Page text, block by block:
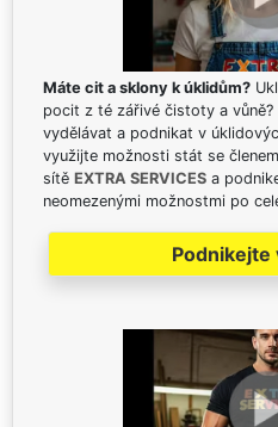
Máte cit a sklony k úklidům?
pocit z té zářivé čistoty a
vydělávat a podnikat v
využijte možnosti stát se
sítě EXTRA SERVICES a
neomezenými možnostmi po
Podnikejte